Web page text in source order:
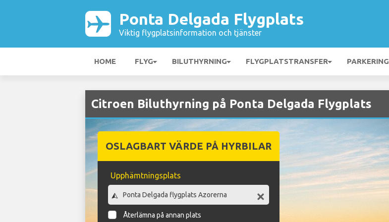
Ponta Delgada Flygplats
Viktig flygplatsinformation och tjänster
HOME FLYG BILUTHYRNING FLYGPLATSTRANSFER PARKERING
Citroen Biluthyrning på Ponta Delgada Flygplats
OSLAGBART VÄRDE PÅ HYRBILAR
Upphämtningsplats
Återlämna på annan plats